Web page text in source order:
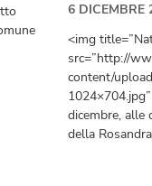
6 DICEMBRE
<img
src=”http://
content/
dicembre, alle
della